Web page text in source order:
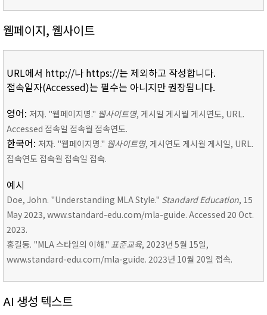
웹페이지, 웹사이트
URL에서 http://나 https://는 제외하고 작성합니다.
접속일자(Accessed)는 필수는 아니지만 권장됩니다.
영어: 저자. "웹페이지명." 웹사이트명, 게시일 게시월 게시연도, URL.
Accessed 접속일 접속월 접속연도.
한국어: 저자. "웹페이지명." 웹사이트명, 게시연도 게시월 게시일, URL.
접속연도 접속월 접속일 접속.
예시
Doe, John. "Understanding MLA Style." Standard Education, 15
May 2023, www.standard-edu.com/mla-guide. Accessed 20 Oct.
2023.
홍길동. "MLA 스타일의 이해." 표준교육, 2023년 5월 15일,
www.standard-edu.com/mla-guide. 2023년 10월 20일 접속.
AI 생성 텍스트